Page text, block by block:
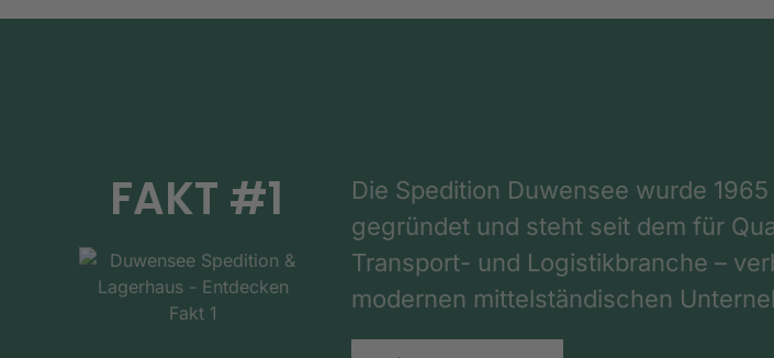
FAKT #1
Die Spedition Duwensee wurde
gegründet und steht seit dem für
Transport- und Logistikbranche –
modernen mittelständischen